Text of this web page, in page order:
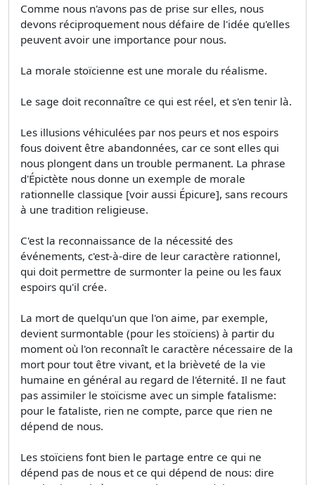
Comme nous n'avons pas de prise sur elles, nous
devons réciproquement nous défaire de l'idée qu'elles
peuvent avoir une importance pour nous.
La morale stoïcienne est une morale du réalisme.
Le sage doit reconnaître ce qui est réel, et s'en tenir là.
Les illusions véhiculées par nos peurs et nos espoirs
fous doivent être abandonnées, car ce sont elles qui
nous plongent dans un trouble permanent. La phrase
d'Épictète nous donne un exemple de morale
rationnelle classique [voir aussi Épicure], sans recours
à une tradition religieuse.
C'est la reconnaissance de la nécessité des
événements, c'est-à-dire de leur caractère rationnel,
qui doit permettre de surmonter la peine ou les faux
espoirs qu'il crée.
La mort de quelqu'un que l'on aime, par exemple,
devient surmontable (pour les stoïciens) à partir du
moment où l'on reconnaît le caractère nécessaire de la
mort pour tout être vivant, et la brièveté de la vie
humaine en général au regard de l'éternité. Il ne faut
pas assimiler le stoïcisme avec un simple fatalisme:
pour le fataliste, rien ne compte, parce que rien ne
dépend de nous.
Les stoïciens font bien le partage entre ce qui ne
dépend pas de nous et ce qui dépend de nous: dire